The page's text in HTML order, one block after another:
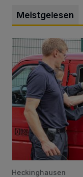
Meistgelesen
Feuerwehr befreit
Heckinghausen